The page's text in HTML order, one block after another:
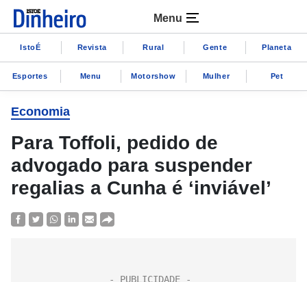
Menu
IstoÉ Revista Rural Gente Planeta
Esportes Menu Motorshow Mulher Pet
Economia
Para Toffoli, pedido de
advogado para suspender
regalias a Cunha é ‘inviável’